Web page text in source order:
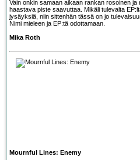
Vain onkin samaan aikaan rankan rosoinen
haastava piste saavuttaa. Mikäli tulevalta
jysäyksiä, niin sittenhän tässä on jo
Nimi mieleen ja EP:tä odottamaan.
Mika Roth
Mournful Lines: Enemy